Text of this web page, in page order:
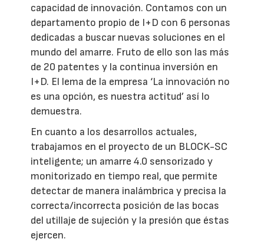
capacidad de innovación. Contamos con un
departamento propio de I+D con 6 personas
dedicadas a buscar nuevas soluciones en el
mundo del amarre. Fruto de ello son las más
de 20 patentes y la continua inversión en
I+D. El lema de la empresa ‘La innovación no
es una opción, es nuestra actitud’ así lo
demuestra.
En cuanto a los desarrollos actuales,
trabajamos en el proyecto de un BLOCK-SC
inteligente; un amarre 4.0 sensorizado y
monitorizado en tiempo real, que permite
detectar de manera inalámbrica y precisa la
correcta/incorrecta posición de las bocas
del utillaje de sujeción y la presión que éstas
ejercen.